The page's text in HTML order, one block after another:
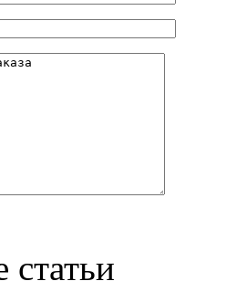
статьи